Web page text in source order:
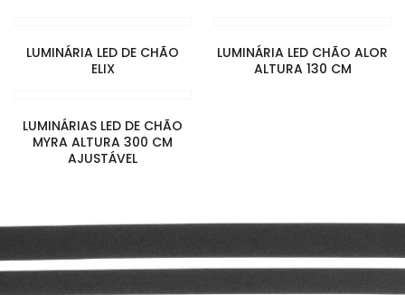
LUMINÁRIA LED DE CHÃO
ELIX
LUMINÁRIA LED CHÃO ALOR
ALTURA 130 CM
LUMINÁRIAS LED DE CHÃO
MYRA ALTURA 300 CM
AJUSTÁVEL